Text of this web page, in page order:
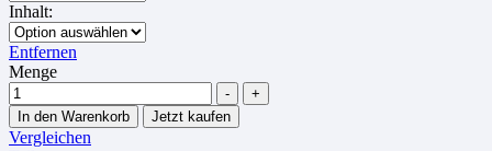
Inhalt:
Entfernen
Menge
-
+
In den Warenkorb
Jetzt kaufen
Vergleichen